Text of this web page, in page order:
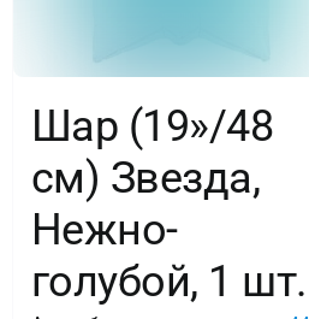
Шар (19»/48
см) Звезда,
Нежно-
голубой, 1 шт.